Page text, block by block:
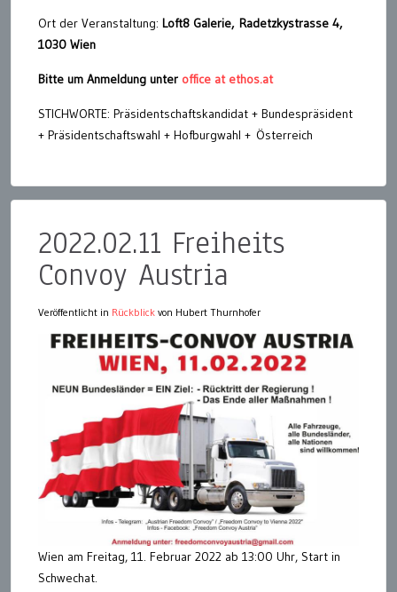
Ort der Veranstaltung: Loft8 Galerie, Radetzkystrasse 4,
1030 Wien
Bitte um Anmeldung unter office at ethos.at
STICHWORTE: Präsidentschaftskandidat + Bundespräsident
+ Präsidentschaftswahl + Hofburgwahl + Österreich
2022.02.11 Freiheits
Convoy Austria
Veröffentlicht in Rückblick von Hubert Thurnhofer
Wien am Freitag, 11. Februar 2022 ab 13:00 Uhr, Start in
Schwechat.